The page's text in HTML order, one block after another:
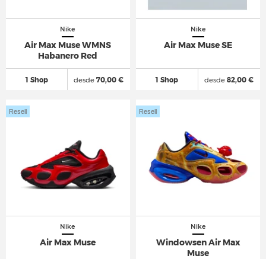
Nike
Air Max Muse WMNS
Habanero Red
1 Shop desde 70,00 €
Nike
Air Max Muse SE
1 Shop desde 82,00 €
Nike
Air Max Muse
Resell
Nike
Windowsen Air Max
Muse
Resell